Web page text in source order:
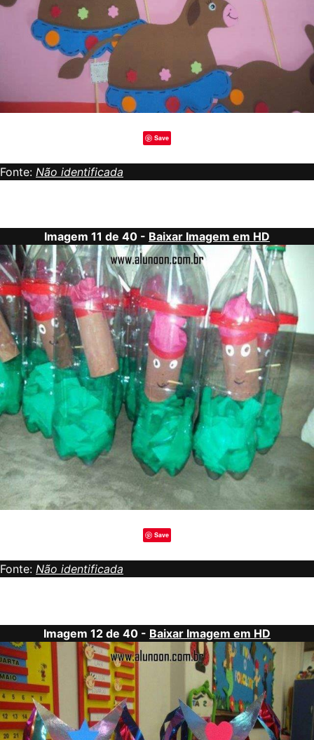
Save
Fonte: Não identificada
Imagem 11 de 40 - Baixar Imagem em HD
Save
Fonte: Não identificada
Imagem 12 de 40 - Baixar Imagem em HD